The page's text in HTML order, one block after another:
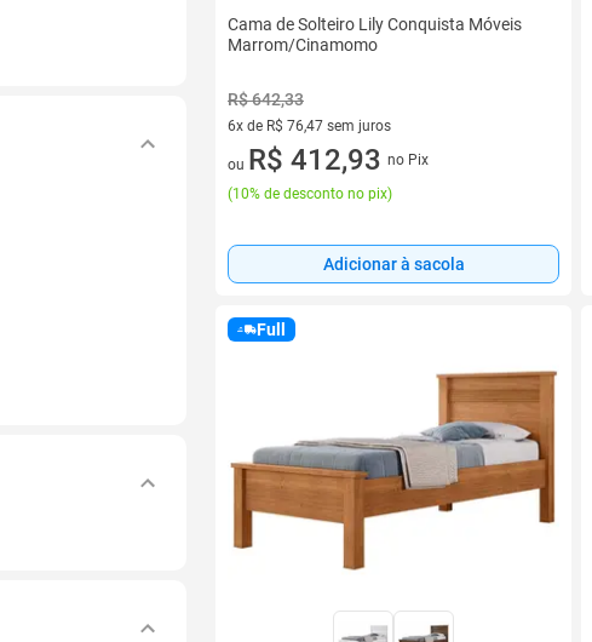
Cama de Solteiro Lily Conquista Móveis
Marrom/Cinamomo
R$ 642,33
6x de R$ 76,47 sem juros
6 vez de R$ 76,47 sem juros
ou R$ 412,93 no Pix
(10% de desconto no pix)
Adicionar à sacola
Full